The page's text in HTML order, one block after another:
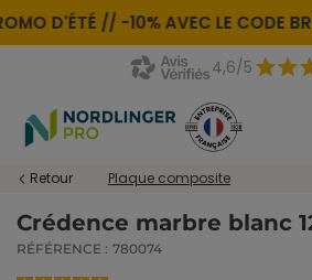
D'ÉTÉ // -10% AVEC LE CODE
4,6/5
Retour Plaque composite
Crédence marbre blanc
RÉFÉRENCE : 780074